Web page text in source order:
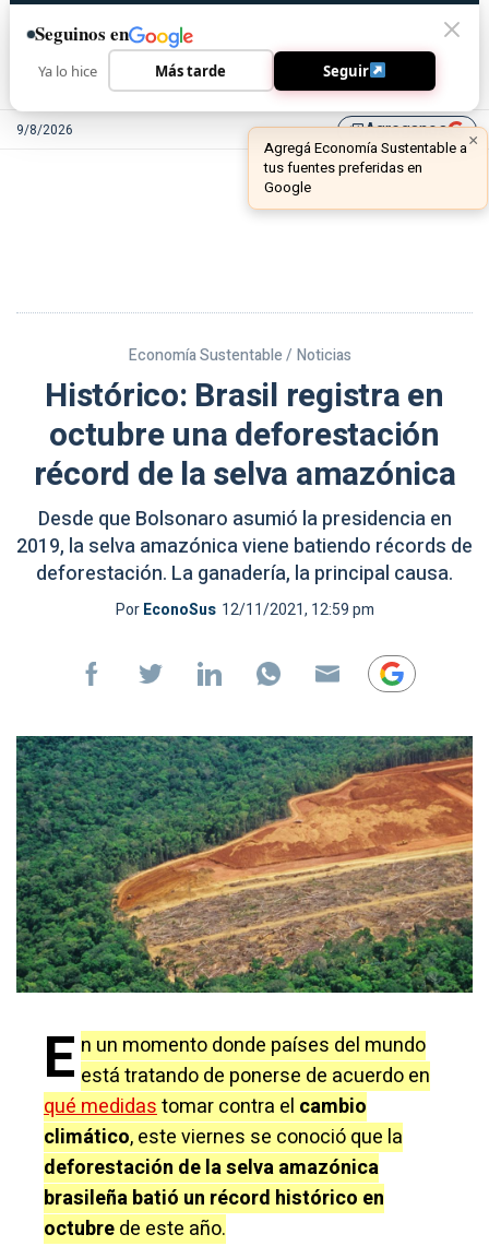
9/8/2026 library_addAgreganos
Economía Sustentable / Noticias
Histórico: Brasil registra en
octubre una deforestación
récord de la selva amazónica
Desde que Bolsonaro asumió la presidencia en
2019, la selva amazónica viene batiendo récords de
deforestación. La ganadería, la principal causa.
PorEconoSus 12/11/2021, 12:59 pm
E n un momento donde países del mundo
está tratando de ponerse de acuerdo en
qué medidastomar contra el cambio
climático, este viernes se conoció que la
deforestación de la selva amazónica
brasileña batió un récord histórico en
octubrede este año.
Seguinos en
Ya lo hice Más tarde Seguir